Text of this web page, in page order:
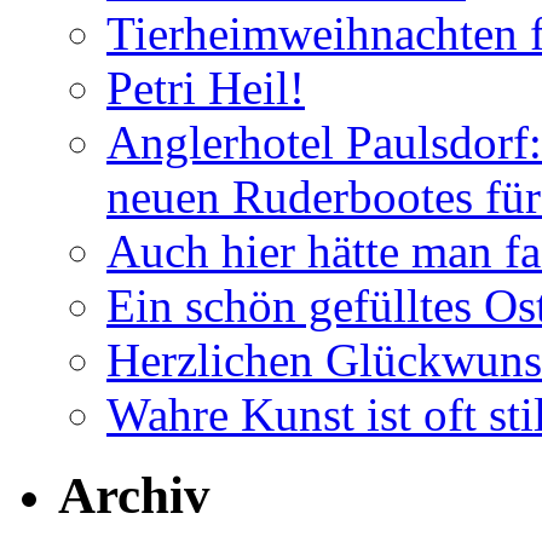
Tierheimweihnachten
Petri Heil!
Anglerhotel
neuen Ruderbootes
Auch hier hätte man
Ein schön gefülltes
Herzlichen
Wahre Kunst ist oft
Archiv